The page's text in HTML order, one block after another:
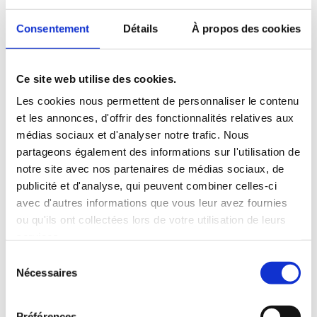
Consentement Détails À propos des cookies
Ce site web utilise des cookies.
Les cookies nous permettent de personnaliser le contenu
et les annonces, d'offrir des fonctionnalités relatives aux
médias sociaux et d'analyser notre trafic. Nous
partageons également des informations sur l'utilisation de
notre site avec nos partenaires de médias sociaux, de
publicité et d'analyse, qui peuvent combiner celles-ci
avec d'autres informations que vous leur avez fournies
ou qu'ils ont collectées lors de votre utilisation de leurs
Nécessaires